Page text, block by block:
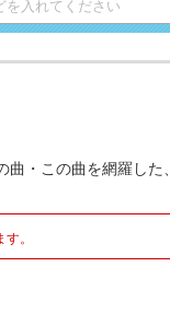
曲・この曲を網羅した
。